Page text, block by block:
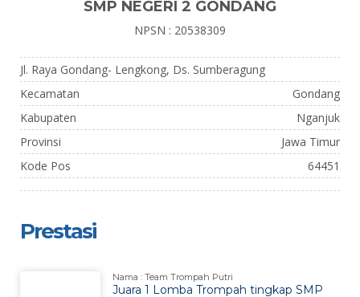
SMP NEGERI 2 GONDANG
NPSN : 20538309
Jl. Raya Gondang- Lengkong, Ds. Sumberagung
Kecamatan
Gondang
Kabupaten
Nganjuk
Provinsi
Jawa Timur
Kode Pos
64451
Prestasi
Nama : Team Trompah Putri
Juara 1 Lomba Trompah tingkap SMP